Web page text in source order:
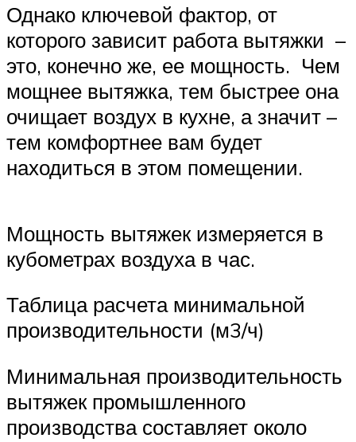
Однако ключевой фактор, от
которого зависит работа вытяжки –
это, конечно же, ее мощность. Чем
мощнее вытяжка, тем быстрее она
очищает воздух в кухне, а значит –
тем комфортнее вам будет
находиться в этом помещении.
Мощность вытяжек измеряется в
кубометрах воздуха в час.
Таблица расчета минимальной
производительности (м3/ч)
Минимальная производительность
вытяжек промышленного
производства составляет около